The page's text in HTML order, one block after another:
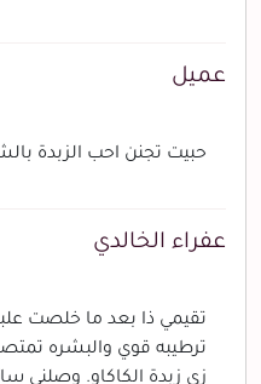
عميل
حبيت تجنن احب الزبدة
عفراء الخالدي
تقيمي ذا بعد ما خلصت
ترطيبه قوي والبشره
زي زبدة الكاكاو. وصلني